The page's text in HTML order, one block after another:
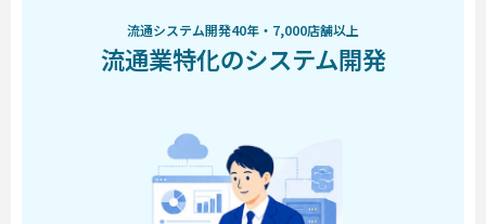
流通システム開発40年・7,000店舗以上
流通業特化のシステム開発